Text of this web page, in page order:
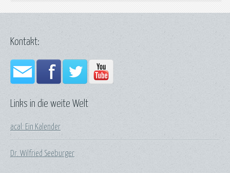
Links in die weite Welt
acal: Ein Kalender
Dr. Wilfried Seeburger
Kontakt: